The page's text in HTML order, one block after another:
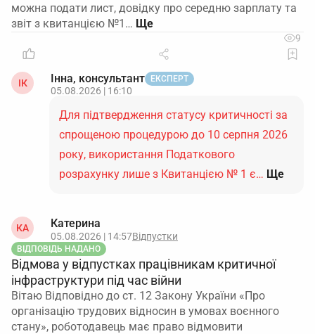
можна подати лист, довідку про середню зарплату та
звіт з квитанцією №1…
9
ІК Інна, консультант ЕКСПЕРТ
05.08.2026 | 16:10
Для підтвердження статусу критичності за
спрощеною процедурою до 10 серпня 2026
року, використання Податкового
розрахунку лише з Квитанцією № 1 є… Ще
КА Катерина
05.08.2026 | 14:57Відпустки
ВІДПОВІДЬ НАДАНО
Відмова у відпустках працівникам критичної
інфраструктури під час війни
Вітаю Відповідно до ст. 12 Закону України «Про
організацію трудових відносин в умовах воєнного
стану», роботодавець має право відмовити